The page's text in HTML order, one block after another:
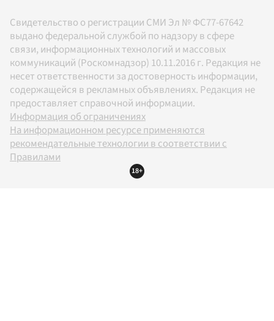
Свидетельство о регистрации СМИ Эл № ФС77-67642
выдано федеральной службой по надзору в сфере
связи, информационных технологий и массовых
коммуникаций (Роскомнадзор) 10.11.2016 г. Редакция не
несет ответственности за достоверность информации,
содержащейся в рекламных объявлениях. Редакция не
предоставляет справочной информации.
Информация об ограничениях
На информационном ресурсе применяются
рекомендательные технологии в соответствии с
Правилами
18+